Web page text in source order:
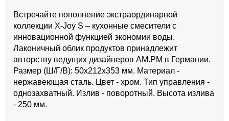
Встречайте пополнение экстраординарной
коллекции X-Joy S – кухонные смесители с
инновационной функцией экономии воды.
Лаконичный облик продуктов принадлежит
авторству ведущих дизайнеров AM.PM в Германии.
Размер (Ш/Г/В): 50x212x353 мм. Материал -
нержавеющая сталь. Цвет - хром. Тип управления -
однозахватный. Излив - поворотный. Высота излива
- 250 мм.